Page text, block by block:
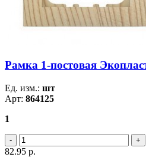
Рамка 1-постовая
Ед. изм.: шт
Арт: 864125
1
82.95 р.